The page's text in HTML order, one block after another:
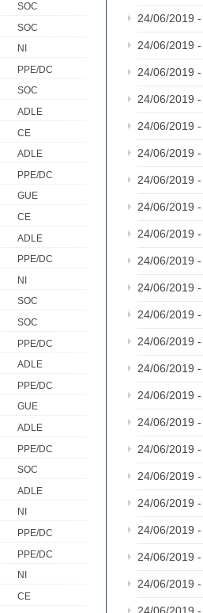
SOC
SOC
NI
PPE/DC
SOC
ADLE
CE
ADLE
PPE/DC
GUE
CE
ADLE
PPE/DC
NI
SOC
SOC
PPE/DC
ADLE
PPE/DC
GUE
ADLE
PPE/DC
SOC
ADLE
NI
PPE/DC
PPE/DC
NI
CE
24/06/2019 -
24/06/2019 -
24/06/2019 -
24/06/2019 -
24/06/2019 -
24/06/2019 -
24/06/2019 -
24/06/2019 -
24/06/2019 -
24/06/2019 -
24/06/2019 -
24/06/2019 -
24/06/2019 -
24/06/2019 -
24/06/2019 -
24/06/2019 -
24/06/2019 -
24/06/2019 -
24/06/2019 -
24/06/2019 -
24/06/2019 -
24/06/2019 -